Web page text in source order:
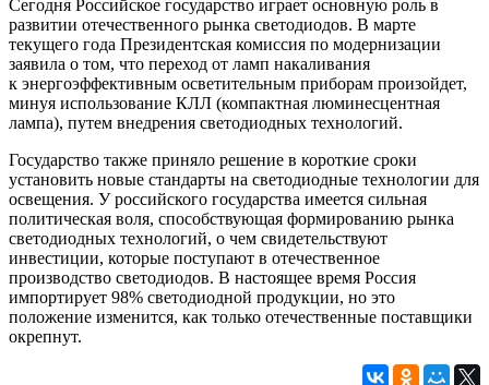
Сегодня Российское государство играет основную роль в
развитии отечественного рынка светодиодов. В марте
текущего года Президентская комиссия по модернизации
заявила о том, что переход от ламп накаливания
к энергоэффективным осветительным приборам произойдет,
минуя использование КЛЛ (компактная люминесцентная
лампа), путем внедрения светодиодных технологий.
Государство также приняло решение в короткие сроки
установить новые стандарты на светодиодные технологии для
освещения. У российского государства имеется сильная
политическая воля, способствующая формированию рынка
светодиодных технологий, о чем свидетельствуют
инвестиции, которые поступают в отечественное
производство светодиодов. В настоящее время Россия
импортирует 98% светодиодной продукции, но это
положение изменится, как только отечественные поставщики
окрепнут.